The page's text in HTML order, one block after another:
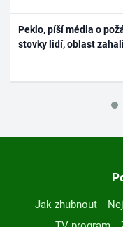
Peklo, píší média o
stovky lidí, oblast
Jak zhubnout